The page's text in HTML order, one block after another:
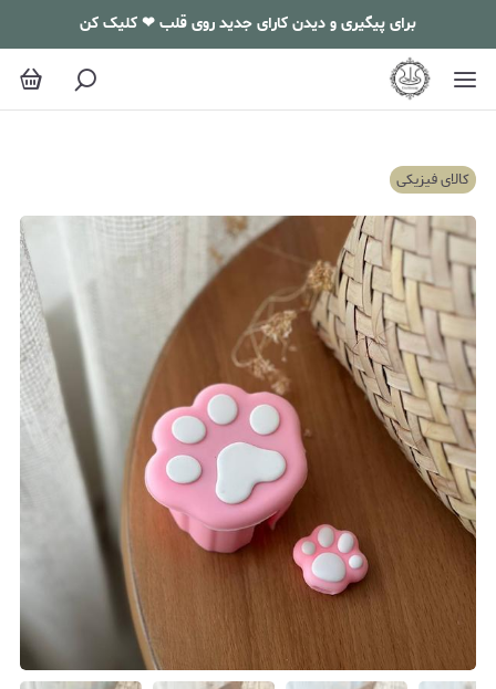
برای پیگیری و دیدن کارای جدید روی قلب ❤ کلیک کن
کالای فیزیکی